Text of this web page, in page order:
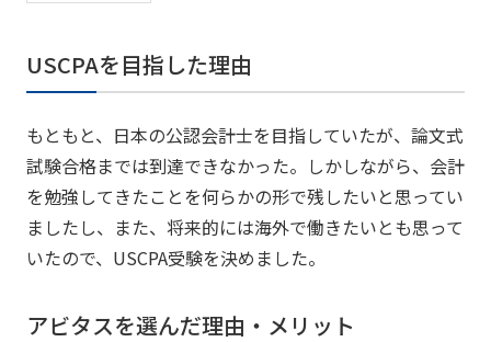
USCPAを目指した理由
もともと、日本の公認会計士を目指していたが、論文式
試験合格までは到達できなかった。しかしながら、会計
を勉強してきたことを何らかの形で残したいと思ってい
ましたし、また、将来的には海外で働きたいとも思って
いたので、USCPA受験を決めました。
アビタスを選んだ理由・メリット